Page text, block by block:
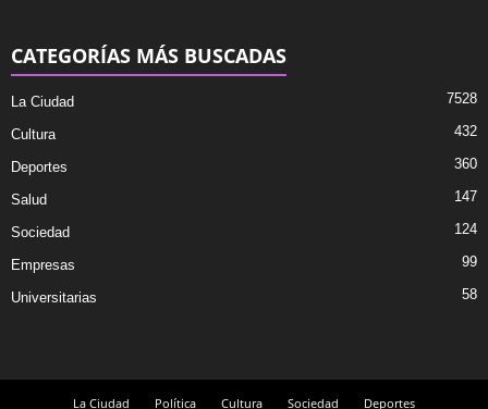
CATEGORÍAS MÁS BUSCADAS
La Ciudad 7528
Cultura 432
Deportes 360
Salud 147
Sociedad 124
Empresas 99
Universitarias 58
La Ciudad Política Cultura Sociedad Deportes